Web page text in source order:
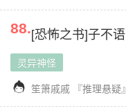
88.[恐怖之书]子不语
灵异神怪
 笙箫戚戚 『推理悬疑』